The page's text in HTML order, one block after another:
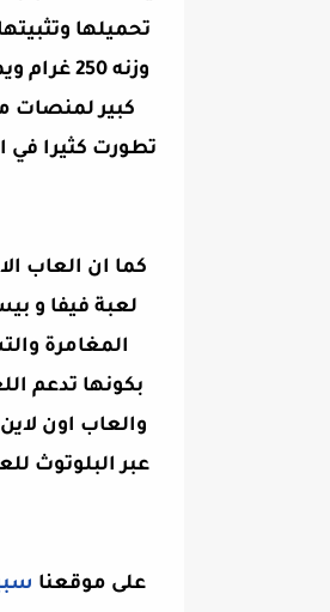
تحميلها
وزنه
كبير لمنصات
تطورت كثيرا في
كما ان العاب
المغامرة
بكونها تدعم
والعاب اون
عبر البلوتوث
على موقعنا